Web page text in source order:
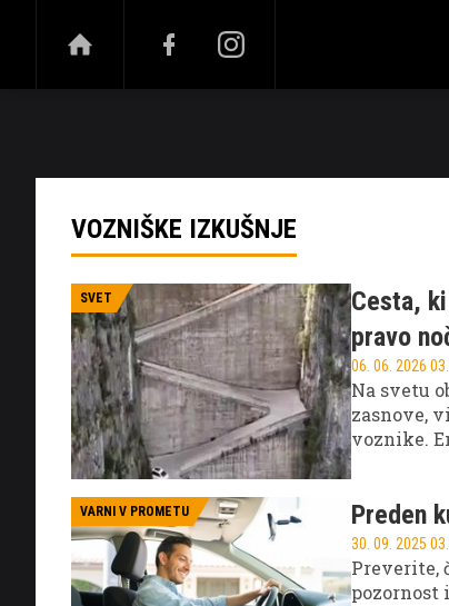
NOVICE ŠPORT
VOZNIŠKE IZKUŠNJE
SVET
Cesta,
pravo
06. 06. 2026
Na svetu
zasnove,
voznike.
VARNI V PROMETU Preden
30. 09. 2025
Preverite,
pozornost